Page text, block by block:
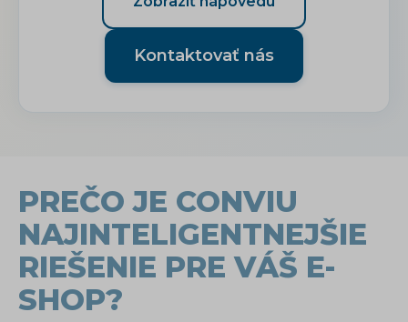
Kontaktovať nás
PREČO JE CONVIU
NAJINTELIGENTNEJŠIE
RIEŠENIE PRE VÁŠ E-
SHOP?